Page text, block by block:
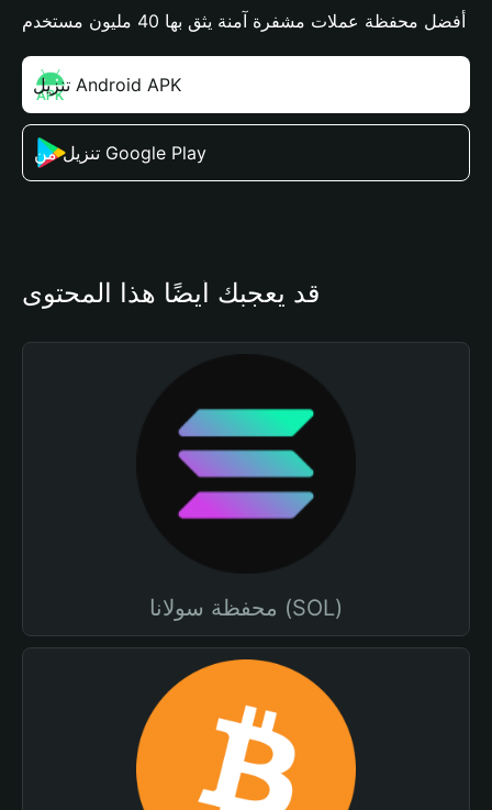
أفضل محفظة عملات مشفرة آمنة يثق بها 40 مليون مستخدم
تنزيل Android APK
تنزيل من Google Play
قد يعجبك أيضًا هذا المحتوى
محفظة سولانا (SOL)